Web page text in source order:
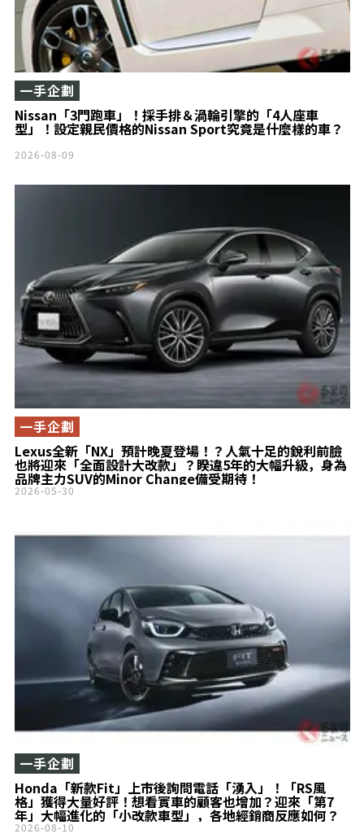
Nissan「3門跑車」！採手排＆渦輪引擎的「4人座車
型」！設定親民價格的Nissan Sport究竟是什麼樣的車？
一手企劃
2026-08-09
Lexus全新「NX」預計晚夏登場！？人氣十足的銳利前臉
也將迎來「全面設計大改款」？睽違5年的大幅升級，身為
品牌主力SUV的Minor Change備受期待！
一手企劃
2026-05-30
Honda「新款Fit」上市後詢問電話「湧入」！「RS風
格」獲得大量好評！想看實車的顧客也增加？迎來「第7
年」大幅進化的「小改款車型」，各地經銷商反應如何？
一手企劃
2026-08-10